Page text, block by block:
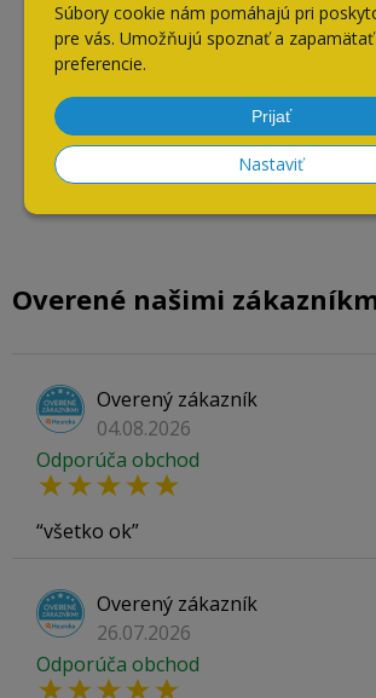
Súbory cookie nám pomáhajú pri
pre vás. Umožňujú spoznať a zapamätať
preferencie.
Prijať
Nastaviť
Overené našimi
Overený zákazník
04.08.2026
Odporúča obchod
všetko ok
Overený zákazník
26.07.2026
Odporúča obchod